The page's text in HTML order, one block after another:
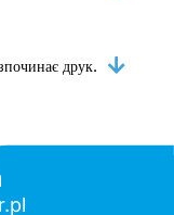
друк.